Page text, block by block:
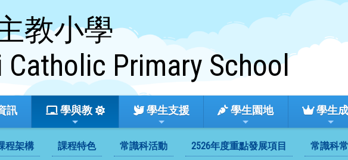
教小學
Catholic Primary School
訊 學與教 學生支援 學生園地 學生
程架構 課程特色 常識科活動 2526年度重點發展項目 常識科